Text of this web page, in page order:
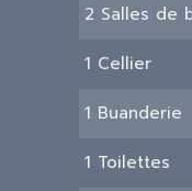
2 Salles de
1 Cellier
1 Buanderie
1 Toilettes